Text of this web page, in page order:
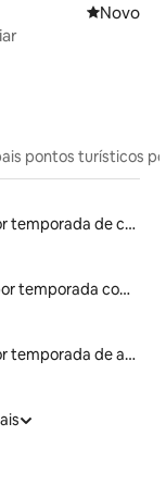
Novo
Novo
pontos turísticos
Aluguel por temporada de castelos
Aluguéis por temporada com caiaque
Aluguel por temporada de apart-hotéis